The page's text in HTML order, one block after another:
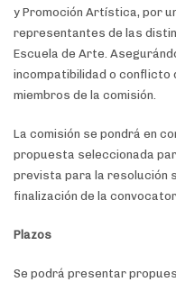
y Promoción Artística, por
representantes de las
Escuela de Arte.
incompatibilidad o
miembros de la comisión.
La comisión se pondrá en
propuesta seleccionada
prevista para la resolución
finalización de la
Plazos
Se podrá presentar